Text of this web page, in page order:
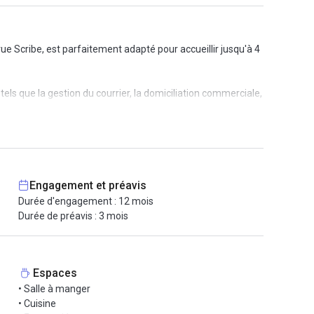
Scribe, est parfaitement adapté pour accueillir jusqu'à 4
que la gestion du courrier, la domiciliation commerciale,
Engagement et préavis
Durée d'engagement : 12 mois
Durée de préavis : 3 mois
Espaces
• Salle à manger
• Cuisine